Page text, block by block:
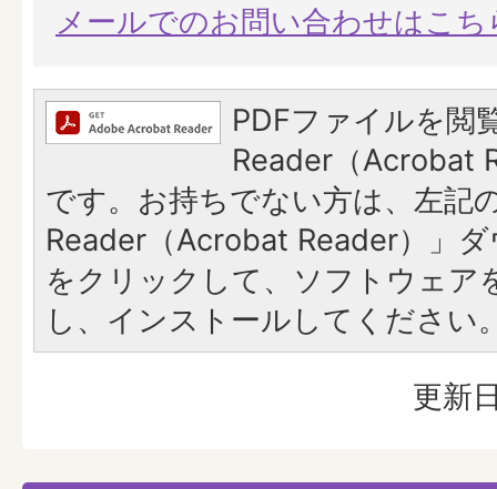
メールでのお問い合わせはこち
PDFファイルを閲
Reader（Acrobat
です。お持ちでない方は、左記
Reader（Acrobat Reader）」
をクリックして、ソフトウェア
し、インストールしてください
更新